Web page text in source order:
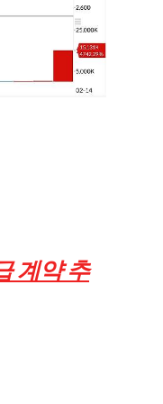
계약 추